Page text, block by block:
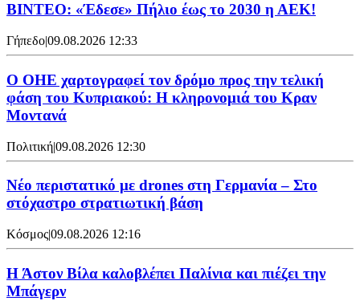
ΒΙΝΤΕΟ: «Έδεσε» Πήλιο έως το 2030 η ΑΕΚ!
Γήπεδο|09.08.2026 12:33
Ο ΟΗΕ χαρτογραφεί τον δρόμο προς την τελική
φάση του Κυπριακού: Η κληρονομιά του Κραν
Μοντανά
Πολιτική|09.08.2026 12:30
Νέο περιστατικό με drones στη Γερμανία – Στο
στόχαστρο στρατιωτική βάση
Κόσμος|09.08.2026 12:16
Η Άστον Βίλα καλοβλέπει Παλίνια και πιέζει την
Μπάγερν